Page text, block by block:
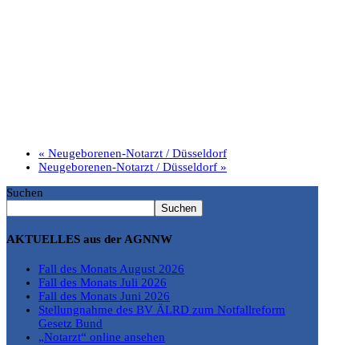
« Neugeborenen-Notarzt / Düsseldorf
Neugeborenen-Notarzt / Düsseldorf »
Suchen
Suchen
AKTUELLES aus der AGNNW
Fall des Monats August 2026
Fall des Monats Juli 2026
Fall des Monats Juni 2026
Stellungnahme des BV ÄLRD zum Notfallreform
Gesetz Bund
„Notarzt“ online ansehen